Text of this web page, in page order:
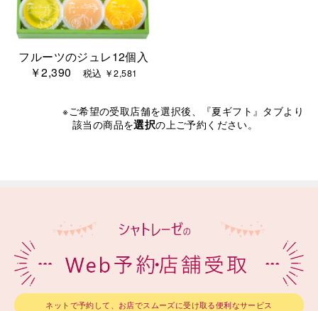
フルーツのジュレ12個入
￥2,390
税込 ￥2,581
※ご希望の受取店舗を選択後、『夏ギフト』タブより
該当の商品を選択の上ご予約ください。
ネットで予約して、お店でスムーズに受け取る便利なサービス